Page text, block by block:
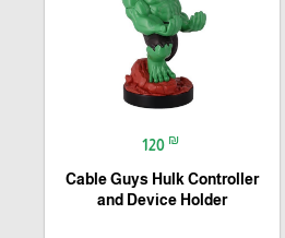
120 ₪
Cable Guys Hulk Controller
and Device Holder